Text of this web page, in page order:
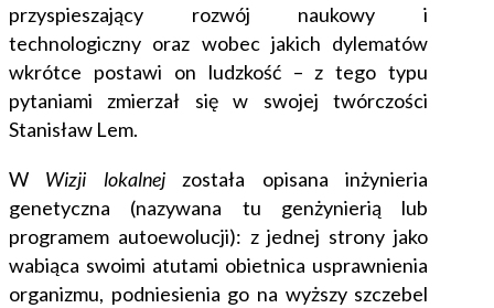
przyspieszający rozwój naukowy i
technologiczny oraz wobec jakich dylematów
wkrótce postawi on ludzkość – z tego typu
pytaniami zmierzał się w swojej twórczości
Stanisław Lem.
W Wizji lokalnejzostała opisana inżynieria
genetyczna (nazywana tu genżynierią lub
programem autoewolucji): z jednej strony jako
wabiąca swoimi atutami obietnica usprawnienia
organizmu, podniesienia go na wyższy szczebel